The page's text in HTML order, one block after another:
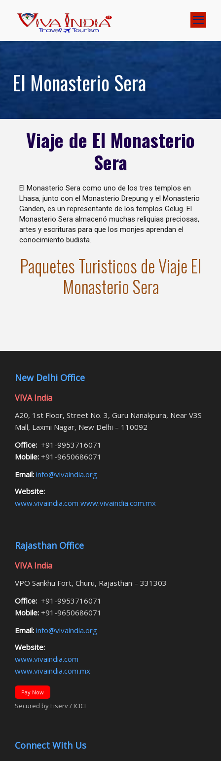
El Monasterio Sera
Viaje de El Monasterio
Sera
El Monasterio Sera como uno de los tres templos en
Lhasa, junto con el Monasterio Drepung y el Monasterio
Ganden, es un representante de los templos Gelug. El
Monasterio Sera almacenó muchas reliquias preciosas,
artes y escrituras para que los monjes aprendan el
conocimiento budista.
Paquetes Turisticos de Viaje El
Monasterio Sera
New Delhi Office
VIVA India
A20, 1st Floor, Street No. 3, Guru Nanakpura, Near V3S
Mall, Laxmi Nagar, New Delhi – 110092
Office: +91-9953716071
Mobile: +91-9650686071
Email: info@vivaindia.org
Website:
www.vivaindia.com www.vivaindia.com.mx
Rajasthan Office
VIVA India
VPO Sankhu Fort, Churu, Rajasthan – 331303
Office: +91-9953716071
Mobile: +91-9650686071
Email: info@vivaindia.org
Website:
www.vivaindia.com
www.vivaindia.com.mx
Pay Now
Secured by Fiserv / ICICI
Connect With Us